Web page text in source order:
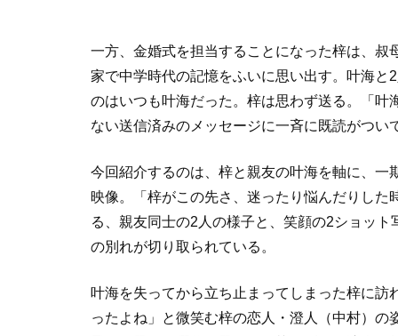
一方、金婚式を担当することになった梓は、
家で中学時代の記憶をふいに思い出す。叶海
のはいつも叶海だった。梓は思わず送る。「
ない送信済みのメッセージに一斉に既読がつい
今回紹介するのは、梓と親友の叶海を軸に、
映像。「梓がこの先さ、迷ったり悩んだりし
る、親友同士の2人の様子と、笑顔の2ショッ
の別れが切り取られている。
叶海を失ってから立ち止まってしまった梓に
ったよね」と微笑む梓の恋人・澄人（中村）